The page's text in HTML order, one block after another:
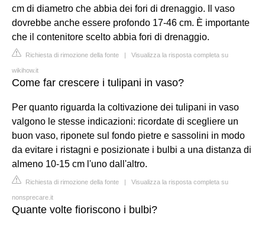
cm di diametro che abbia dei fori di drenaggio. Il vaso
dovrebbe anche essere profondo 17-46 cm. È importante
che il contenitore scelto abbia fori di drenaggio.
Richiesta di rimozione della fonte | Visualizza la risposta completa su
wikihow.it
Come far crescere i tulipani in vaso?
Per quanto riguarda la coltivazione dei tulipani in vaso
valgono le stesse indicazioni: ricordate di scegliere un
buon vaso, riponete sul fondo pietre e sassolini in modo
da evitare i ristagni e posizionate i bulbi a una distanza di
almeno 10-15 cm l'uno dall'altro.
Richiesta di rimozione della fonte | Visualizza la risposta completa su
nonsprecare.it
Quante volte fioriscono i bulbi?